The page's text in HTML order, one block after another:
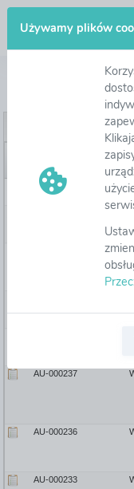
Używamy plików
Lista
Publikacja wyników
Numer ewidencyjny
116716
AU-000242
115488
AU-000237
115097
AU-000236
114696
AU-000233